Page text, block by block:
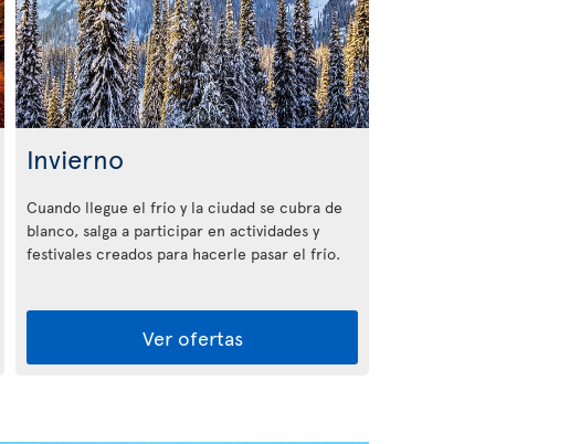
Invierno
Cuando llegue el frío y la ciudad se cubra de
blanco, salga a participar en actividades y
festivales creados para hacerle pasar el frío.
Ver ofertas